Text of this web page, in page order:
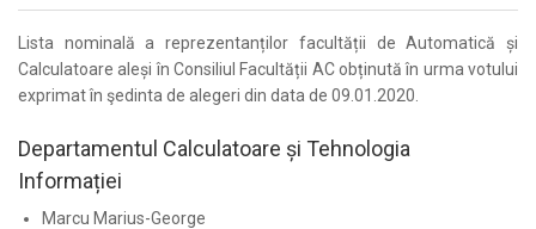
Lista nominală a reprezentanților facultății de Automatică și
Calculatoare aleși în Consiliul Facultății AC obținută în urma votului
exprimat în şedinta de alegeri din data de 09.01.2020.
Departamentul Calculatoare și Tehnologia
Informației
Marcu Marius-George